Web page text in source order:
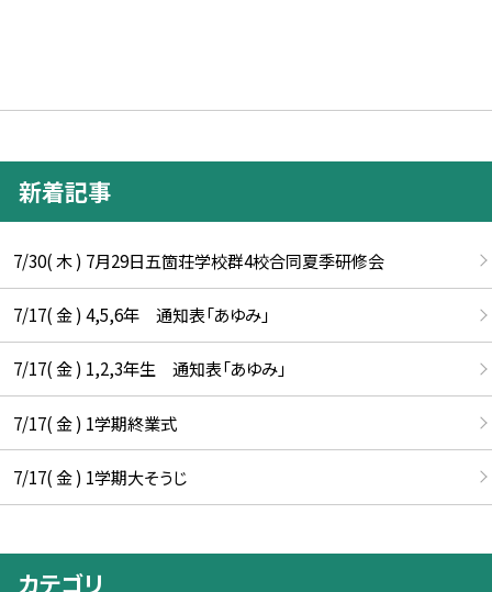
新着記事
7/30( 木 ) 7月29日五箇荘学校群4校合同夏季研修会
7/17( 金 ) 4,5,6年 通知表「あゆみ」
7/17( 金 ) 1,2,3年生 通知表「あゆみ」
7/17( 金 ) 1学期終業式
7/17( 金 ) 1学期大そうじ
カテゴリ